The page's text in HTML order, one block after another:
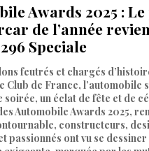
Awards 2025 :
de l’année
Speciale
feutrés et chargés
Club de France, l’automobile
soirée, un éclat de fête et de
Automobile Awards 2025,
constructeurs,
passionnés ont vu se